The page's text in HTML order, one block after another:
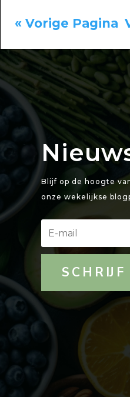
« Vorige Pagina
Blijf op de hoogte
onze wekelijkse